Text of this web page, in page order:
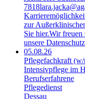
zur
Sie hier.Wir
unsere
05.08.26
Pflegefachkraft
Intensivpflege im
Berufserfahrene
Pflegedienst
Dessau